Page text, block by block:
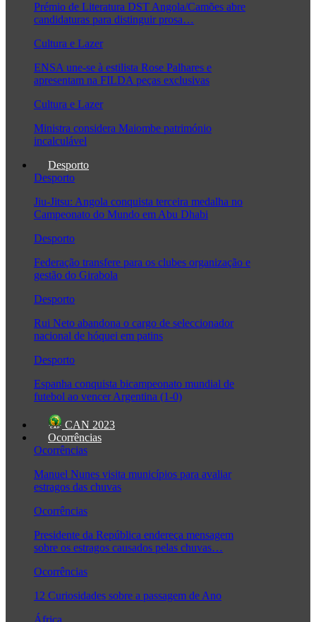
Prémio de Literatura DST Angola/Camões abre
candidaturas para distinguir prosa…
Cultura e Lazer
ENSA une-se à estilista Rose Palhares e
apresentam na FILDA peças exclusivas
Cultura e Lazer
Ministra considera Maiombe património
incalculável
Desporto
Desporto
Jiu-Jitsu: Angola conquista terceira medalha no
Campeonato do Mundo em Abu Dhabi
Desporto
Federação transfere para os clubes organização e
gestão do Girabola
Desporto
Rui Neto abandona o cargo de seleccionador
nacional de hóquei em patins
Desporto
Espanha conquista bicampeonato mundial de
futebol ao vencer Argentina (1-0)
CAN 2023
Ocorrências
Ocorrências
Manuel Nunes visita municípios para avaliar
estragos das chuvas
Ocorrências
Presidente da República endereça mensagem
sobre os estragos causados pelas chuvas…
Ocorrências
12 Curiosidades sobre a passagem de Ano
África